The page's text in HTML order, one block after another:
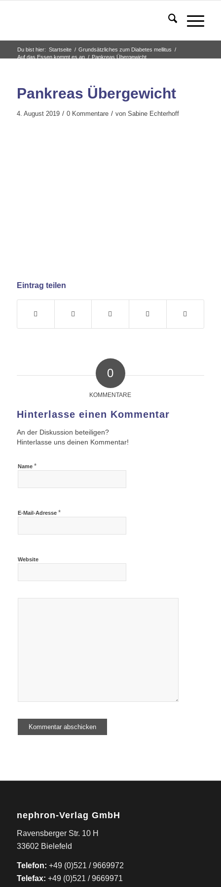
Du bist hier: Startseite / Grundsätzliches zum Diabetes mellitus /
Auf das Essen kommt es an / Pankreas Übergewicht
Pankreas Übergewicht
4. August 2019 / 0 Kommentare / von Sabine Echterhoff
Eintrag teilen
0
KOMMENTARE
Hinterlasse einen Kommentar
An der Diskussion beteiligen?
Hinterlasse uns deinen Kommentar!
Name *
E-Mail-Adresse *
Website
nephron-Verlag GmbH
Ravensberger Str. 10 H
33602 Bielefeld
Telefon: +49 (0)521 / 9669972
Telefax: +49 (0)521 / 9669971